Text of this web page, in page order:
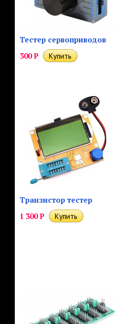
Тестер сервоприводов
300Р
Транзистор тестер
1 300Р